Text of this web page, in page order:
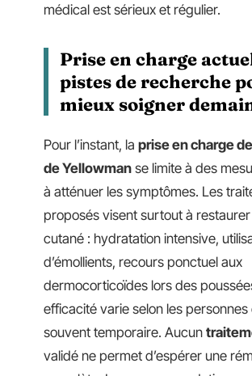
médical est sérieux et régulier.
Prise en charge
pistes de recherche
mieux soigner
Pour l’instant, la prise en charge
de Yellowman se limite à des
à atténuer les symptômes. Les
proposés visent surtout à
cutané : hydratation intensive,
d’émollients, recours ponctuel aux
dermocorticoïdes lors des
efficacité varie selon les personnes
souvent temporaire. Aucun
validé ne permet d’espérer une